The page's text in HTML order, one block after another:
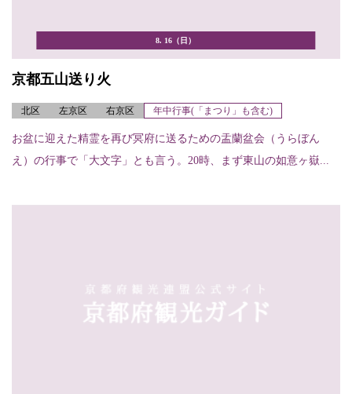
8. 16（日）
京都五山送り火
北区 左京区 右京区 年中行事(「まつり」も含む)
お盆に迎えた精霊を再び冥府に送るための盂蘭盆会（うらぼん
え）の行事で「大文字」とも言う。20時、まず東山の如意ヶ嶽...